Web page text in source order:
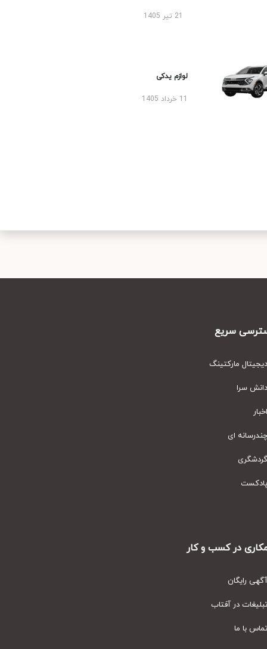
لوازم یدکی
سریع
مارکتینگ
سرا
ای
در کسب و کار
رایگان
در آفتاب
با ما